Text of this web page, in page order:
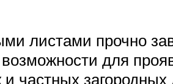
листами прочно
для
и частных